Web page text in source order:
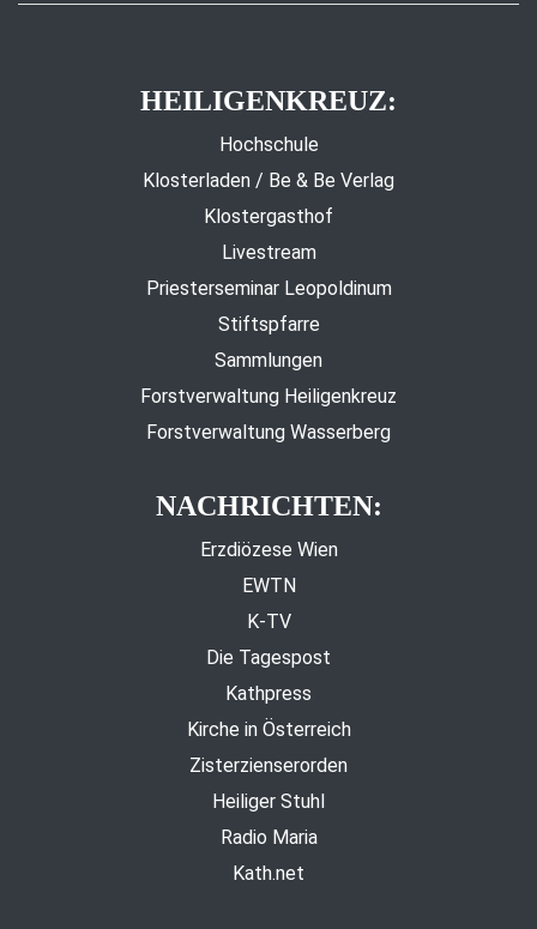
HEILIGENKREUZ:
Hochschule
Klosterladen / Be & Be Verlag
Klostergasthof
Livestream
Priesterseminar Leopoldinum
Stiftspfarre
Sammlungen
Forstverwaltung Heiligenkreuz
Forstverwaltung Wasserberg
NACHRICHTEN:
Erzdiözese Wien
EWTN
K-TV
Die Tagespost
Kathpress
Kirche in Österreich
Zisterzienserorden
Heiliger Stuhl
Radio Maria
Kath.net